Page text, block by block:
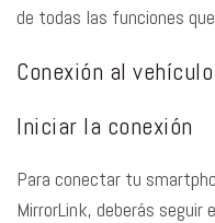
de todas las funciones
Conexión al vehículo
Iniciar la conexión
Para conectar tu
MirrorLink, deberás seguir